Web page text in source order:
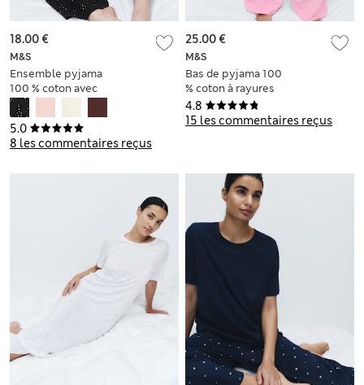
5.0
8 les commentaires reçus
M&S
Ensemble pyjama
100 % coton avec
imprimé
18.00 €
4.8
15 les commentaires reçus
M&S
Bas de pyjama 100
% coton à rayures
25.00 €